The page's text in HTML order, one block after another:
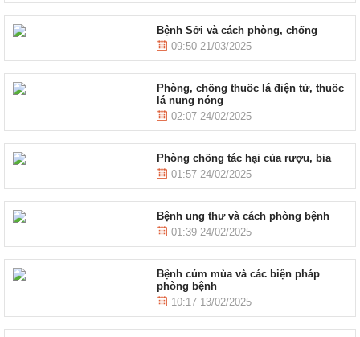
Bệnh Sởi và cách phòng, chống
09:50 21/03/2025
Phòng, chống thuốc lá điện tử, thuốc
lá nung nóng
02:07 24/02/2025
Phòng chống tác hại của rượu, bia
01:57 24/02/2025
Bệnh ung thư và cách phòng bệnh
01:39 24/02/2025
Bệnh cúm mùa và các biện pháp
phòng bệnh
10:17 13/02/2025